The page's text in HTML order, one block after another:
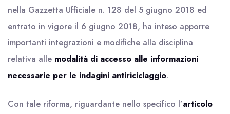
nella Gazzetta Ufficiale n. 128 del 5 giugno 2018 ed
entrato in vigore il 6 giugno 2018, ha inteso apporre
importanti integrazioni e modifiche alla disciplina
relativa alle modalità di accesso alle informazioni
necessarie per le indagini antiriciclaggio.
Con tale riforma, riguardante nello specifico l’articolo